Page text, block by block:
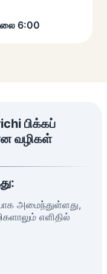
6:00
பிக்கப்
வழிகள்
அமைந்துள்ளது,
எளிதில்